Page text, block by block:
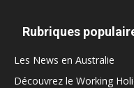
Rubriques
Les News en Australie
Découvrez le Working